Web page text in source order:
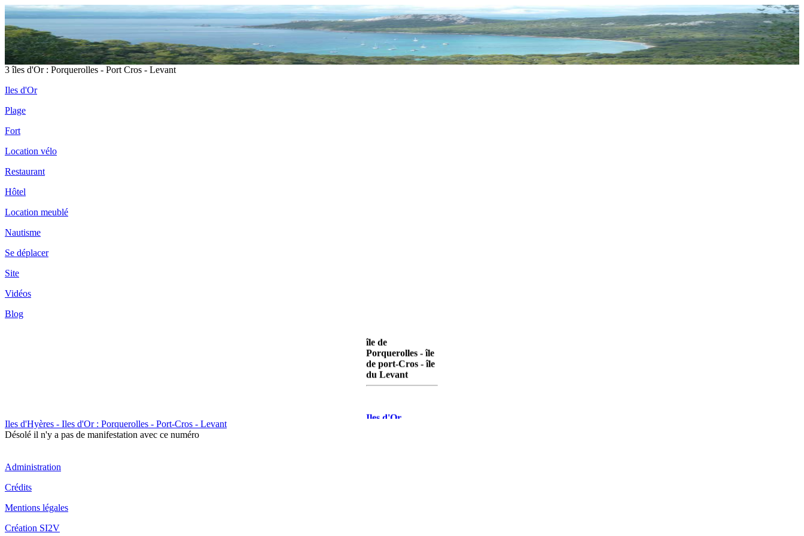
3 îles d'Or : Porquerolles - Port Cros - Levant
Iles d'Or
Plage
Fort
Location vélo
Restaurant
Hôtel
Location meublé
Nautisme
Se déplacer
Site
Vidéos
Blog
île de
Porquerolles - île
de port-Cros - île
du Levant
Iles d'Or
Iles d'Hyères - Iles d'Or : Porquerolles - Port-Cros - Levant
Désolé il n'y a pas de manifestation avec ce numéro
Administration
Crédits
Mentions légales
Création SI2V